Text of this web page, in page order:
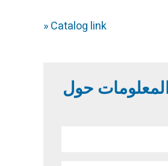
» Catalog link
حول